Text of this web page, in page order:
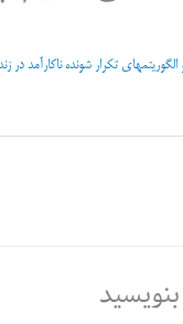
الگوریتمهای تکرار شونده ناکارآمد در